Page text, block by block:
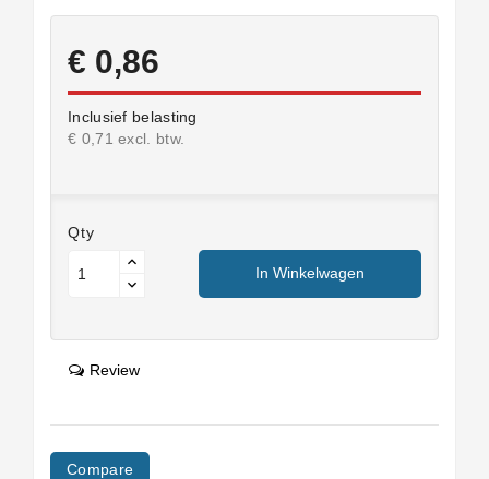
€ 0,86
Inclusief belasting
€ 0,71 excl. btw.
Qty
In Winkelwagen
Review
Compare